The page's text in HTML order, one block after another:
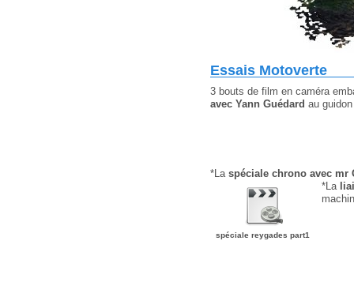
Essais Motoverte
3 bouts de film en caméra
avec Yann Guédard au
*La spéciale chrono avec mr
spéciale reygades part1
*La